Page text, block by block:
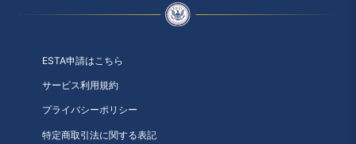
ESTA申請はこちら
サービス利用規約
プライバシーポリシー
特定商取引法に関する表記